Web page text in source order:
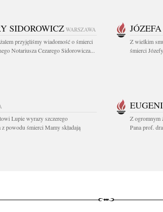
SIDOROWICZWARSZAWA
przyjęliśmy wiadomość o śmierci
Notariusza Cezarego Sidorowicza...
Z wielkim
śmierci
Lupie wyrazy szczerego
z powodu śmierci Mamy składają
Z ogromnym
Pana prof.